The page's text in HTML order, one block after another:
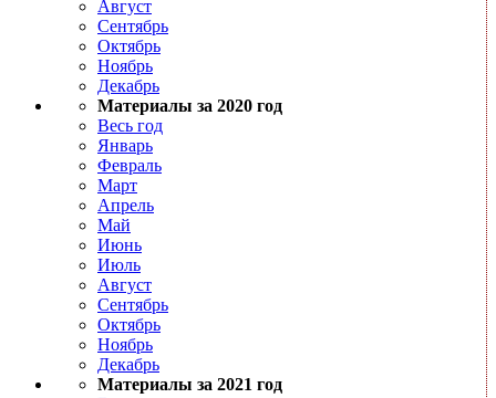
Август
Сентябрь
Октябрь
Ноябрь
Декабрь
Материалы за 2020 год
Весь год
Январь
Февраль
Март
Апрель
Май
Июнь
Июль
Август
Сентябрь
Октябрь
Ноябрь
Декабрь
Материалы за 2021 год